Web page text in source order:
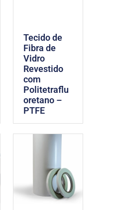
Tecido de
Fibra de
Vidro
Revestido
com
Politetraflu
oretano –
PTFE